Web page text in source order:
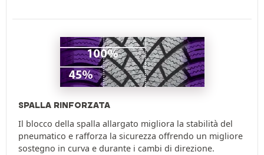
SPALLA RINFORZATA
Il blocco della spalla allargato migliora la stabilità del
pneumatico e rafforza la sicurezza offrendo un migliore
sostegno in curva e durante i cambi di direzione.